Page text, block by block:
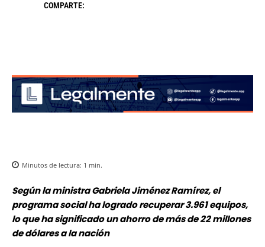
COMPARTE:
Minutos de lectura: 1 min.
Según la ministra Gabriela Jiménez Ramírez, el
programa social ha logrado recuperar 3.961 equipos,
lo que ha significado un ahorro de más de 22 millones
de dólares a la nación